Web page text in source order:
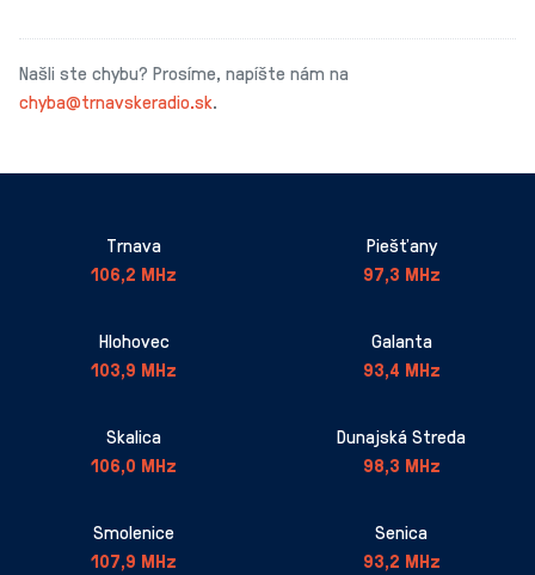
Našli ste chybu? Prosíme, napíšte nám na
chyba@trnavskeradio.sk.
Trnava
106,2 MHz
Piešťany
97,3 MHz
Hlohovec
103,9 MHz
Galanta
93,4 MHz
Skalica
106,0 MHz
Dunajská Streda
98,3 MHz
Smolenice
107,9 MHz
Senica
93,2 MHz